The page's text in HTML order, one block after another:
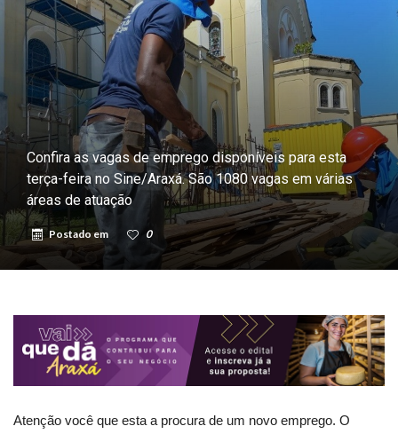
Confira as vagas de emprego disponíveis para esta
terça-feira no Sine/Araxá. São 1080 vagas em várias
áreas de atuação
Postado em 0
Atenção você que esta a procura de um novo emprego. O